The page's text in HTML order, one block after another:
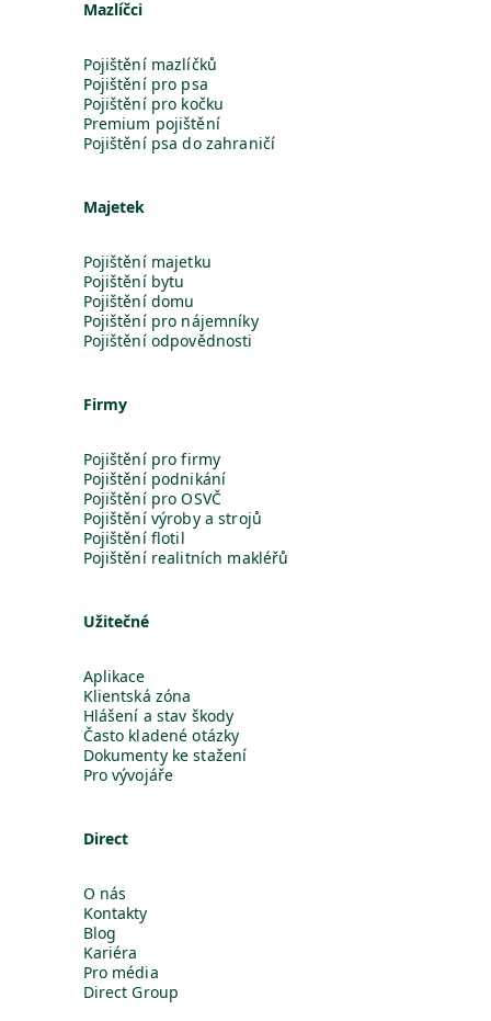
Mazlíčci
Pojištění mazlíčků
Pojištění pro psa
Pojištění pro kočku
Premium pojištění
Pojištění psa do zahraničí
Majetek
Pojištění majetku
Pojištění bytu
Pojištění domu
Pojištění pro nájemníky
Pojištění odpovědnosti
Firmy
Pojištění pro firmy
Pojištění podnikání
Pojištění pro OSVČ
Pojištění výroby a strojů
Pojištění flotil
Pojištění realitních makléřů
Užitečné
Aplikace
Klientská zóna
Hlášení a stav škody
Často kladené otázky
Dokumenty ke stažení
Pro vývojáře
Direct
O nás
Kontakty
Blog
Kariéra
Pro média
Direct Group